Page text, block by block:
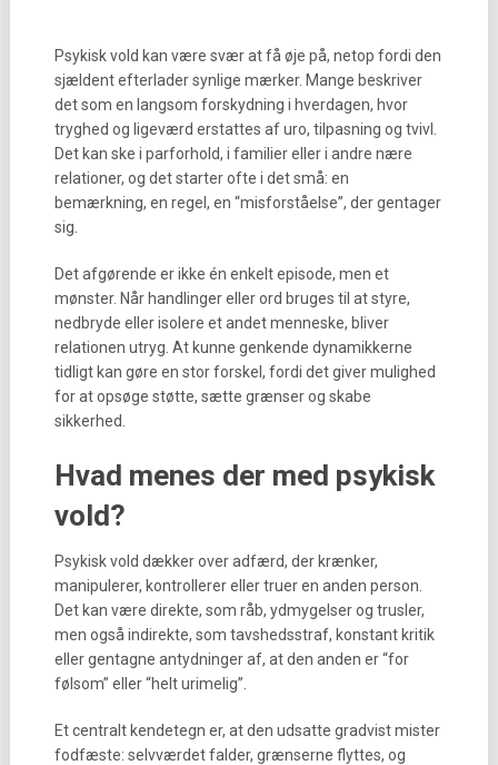
Psykisk vold kan være svær at få øje på, netop fordi den
sjældent efterlader synlige mærker. Mange beskriver
det som en langsom forskydning i hverdagen, hvor
tryghed og ligeværd erstattes af uro, tilpasning og tvivl.
Det kan ske i parforhold, i familier eller i andre nære
relationer, og det starter ofte i det små: en
bemærkning, en regel, en “misforståelse”, der gentager
sig.
Det afgørende er ikke én enkelt episode, men et
mønster. Når handlinger eller ord bruges til at styre,
nedbryde eller isolere et andet menneske, bliver
relationen utryg. At kunne genkende dynamikkerne
tidligt kan gøre en stor forskel, fordi det giver mulighed
for at opsøge støtte, sætte grænser og skabe
sikkerhed.
Hvad menes der med psykisk
vold?
Psykisk vold dækker over adfærd, der krænker,
manipulerer, kontrollerer eller truer en anden person.
Det kan være direkte, som råb, ydmygelser og trusler,
men også indirekte, som tavshedsstraf, konstant kritik
eller gentagne antydninger af, at den anden er “for
følsom” eller “helt urimelig”.
Et centralt kendetegn er, at den udsatte gradvist mister
fodfæste: selvværdet falder, grænserne flyttes, og